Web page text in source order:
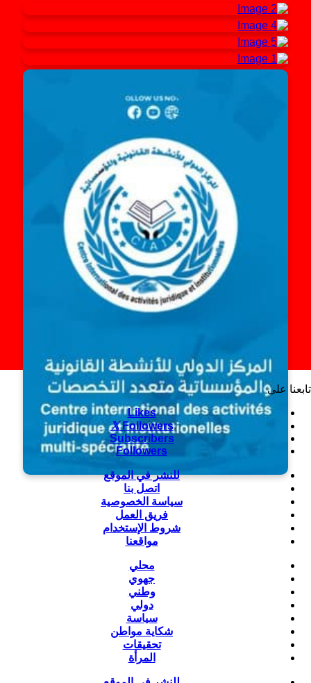
تابعنا على
Likes
Followers
Subscribers
Followers
للنشر في الموقع
اتصل بنا
سياسة الخصوصية
فريق العمل
شروط الإستخدام
مواقعنا
محلي
جهوي
وطني
دولي
سياسة
شكاية مواطن
تحقيقات
المرأة